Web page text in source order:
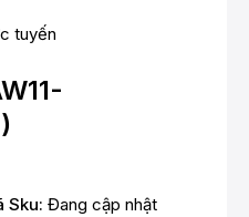
tuyến
Sku: Đang cập nhật